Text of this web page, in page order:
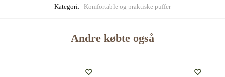
Kategori: Komfortable og praktiske puffer
Andre købte også